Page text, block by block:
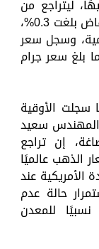
تداولًا في مصر، بنحو 20 جنيهًا، ليتراجع من
6665 جنيهًا إلى 6645 جنيهًا، بنسبة انخفاض بلغت 0.3%،
وسجل سعر
7594 جنيهًا، فيما بلغ سعر جرام
جنيهًا، بينما سجلت الأوقية
قال المهندس سعيد
إن تراجع
الذهب عالميًا
الأمريكية عند
حالة عدم
للمعدن